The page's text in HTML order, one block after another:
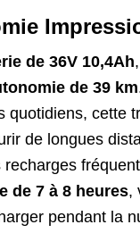
de 36V 10,4Ah
de 39 km
quotidiens, cette
de longues
de 7 à 8 heures,
pendant la